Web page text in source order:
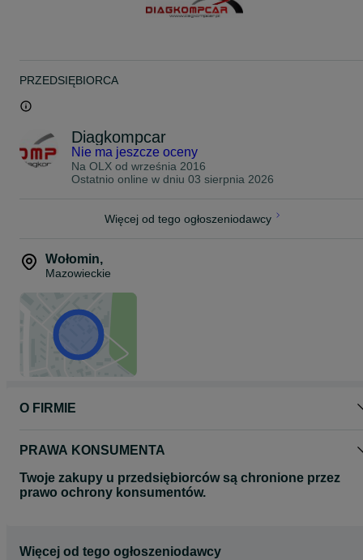
PCM , TCM , TCU , APIM , PAM , BCM , AHCM , TRM , ABS , RTM
PDM , DDM , RCM , HVAC , PSCM , ACM , WACM , SCCM ,IPC
PRZEDSIĘBIORCA
Diagkompcar
Nie ma jeszcze oceny
Na OLX od września 2016
Ostatnio online w dniu 03 sierpnia 2026
Więcej od tego ogłoszeniodawcy
Wołomin,
Mazowieckie
O FIRMIE
PRAWA KONSUMENTA
Twoje zakupy u przedsiębiorców są chronione przez
prawo ochrony konsumentów.
Więcej od tego ogłoszeniodawcy